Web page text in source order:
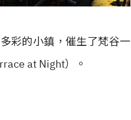
彩的小鎮，催生了梵谷一
at Night）。